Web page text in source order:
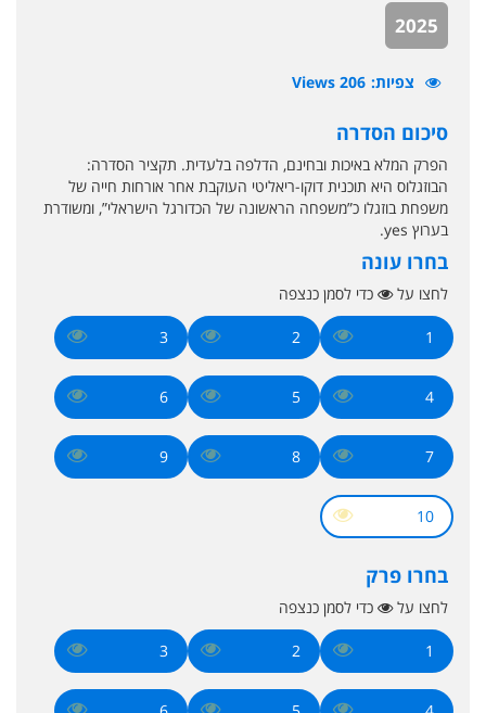
2025
צפיות 206 Views
סיכום הסדרה
הפרק המלא באיכות ובחינם, הדלפה בלעדית. תקציר הסדרה:
הבוזגלוס היא תוכנית דוקו-ריאליטי העוקבת אחר אורחות חייה של
משפחת בוזגלו כ”משפחה הראשונה של הכדורגל הישראלי”, ומשודרת
בערוץ yes.
בחרו עונה
לחצו על כדי לסמן כנצפה
1
2
3
4
5
6
7
8
9
10
בחרו פרק
לחצו על כדי לסמן כנצפה
1
2
3